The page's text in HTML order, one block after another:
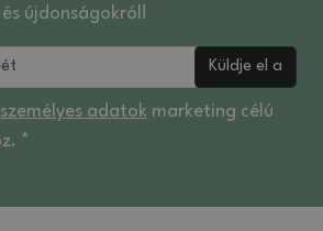
újdonságokról!
Küldje el a
személyes adatok marketing célú
*